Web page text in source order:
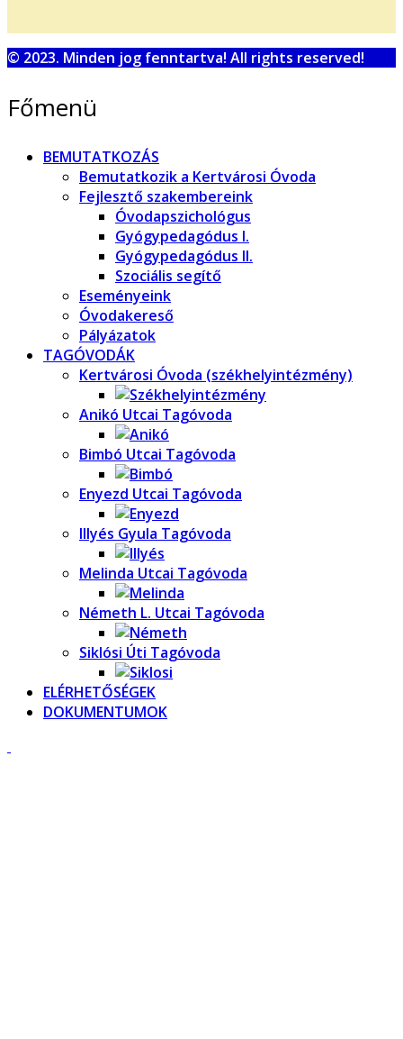
© 2023. Minden jog fenntartva! All rights reserved!
Főmenü
BEMUTATKOZÁS
Bemutatkozik a Kertvárosi Óvoda
Fejlesztő szakembereink
Óvodapszichológus
Gyógypedagódus I.
Gyógypedagódus II.
Szociális segítő
Eseményeink
Óvodakereső
Pályázatok
TAGÓVODÁK
Kertvárosi Óvoda (székhelyintézmény)
Anikó Utcai Tagóvoda
Bimbó Utcai Tagóvoda
Enyezd Utcai Tagóvoda
Illyés Gyula Tagóvoda
Melinda Utcai Tagóvoda
Németh L. Utcai Tagóvoda
Siklósi Úti Tagóvoda
ELÉRHETŐSÉGEK
DOKUMENTUMOK